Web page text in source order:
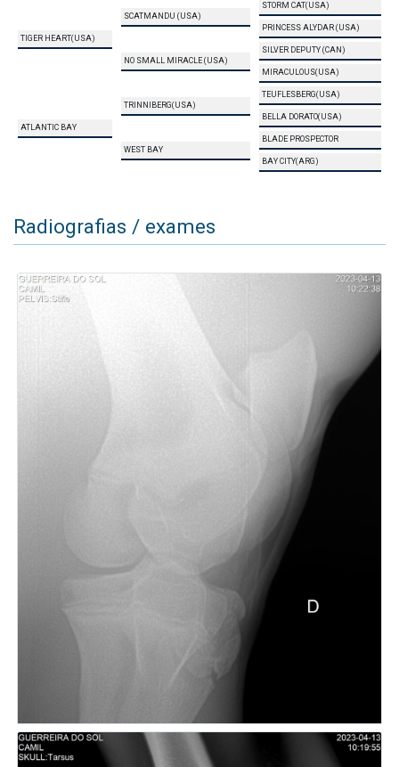
TIGER HEART(USA)
SCATMANDU (USA)
STORM CAT(USA)
PRINCESS ALYDAR (USA)
NO SMALL MIRACLE (USA)
SILVER DEPUTY (CAN)
MIRACULOUS(USA)
ATLANTIC BAY
TRINNIBERG(USA)
TEUFLESBERG(USA)
BELLA DORATO(USA)
WEST BAY
BLADE PROSPECTOR
BAY CITY(ARG)
Radiografias / exames